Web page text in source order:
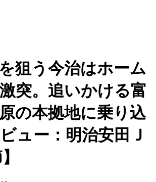
狙う今治はホーム
突。追いかける富
の本拠地に乗り込
ュー：明治安田Ｊ